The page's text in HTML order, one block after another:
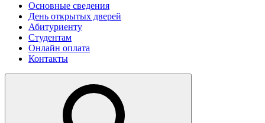
Основные сведения
День открытых дверей
Абитуриенту
Студентам
Онлайн оплата
Контакты